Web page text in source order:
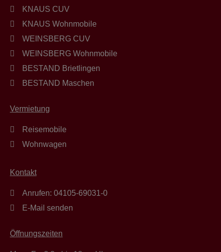
KNAUS CUV
KNAUS Wohnmobile
WEINSBERG CUV
WEINSBERG Wohnmobile
BESTAND Brietlingen
BESTAND Maschen
Vermietung
Reisemobile
Wohnwagen
Kontakt
Anrufen: 04105-69031-0
E-Mail senden
Öffnungszeiten